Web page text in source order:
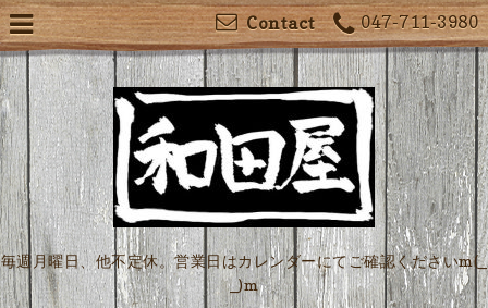
047-711-3980
Contact
毎週月曜日、他不定休。営業日はカレンダーにてご確認くださいm(_
_)m